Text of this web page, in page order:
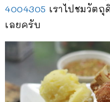
4004305 เราไปชมวัต
เลยครับ